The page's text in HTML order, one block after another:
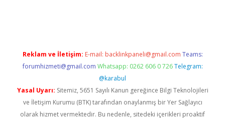
Reklam ve İletişim: E-mail: backlinkpaneli@gmail.com Teams:
forumhizmeti@gmail.com Whatsapp: 0262 606 0 726 Telegram:
@karabul
Yasal Uyarı: Sitemiz, 5651 Sayılı Kanun gereğince Bilgi Teknolojileri
ve İletişim Kurumu (BTK) tarafından onaylanmış bir Yer Sağlayıcı
olarak hizmet vermektedir. Bu nedenle, sitedeki içerikleri proaktif